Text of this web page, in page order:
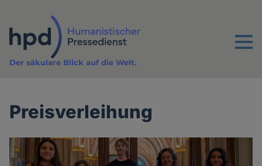
Inhalt
Menu
Der säkulare Blick auf die Welt.
Preisverleihung